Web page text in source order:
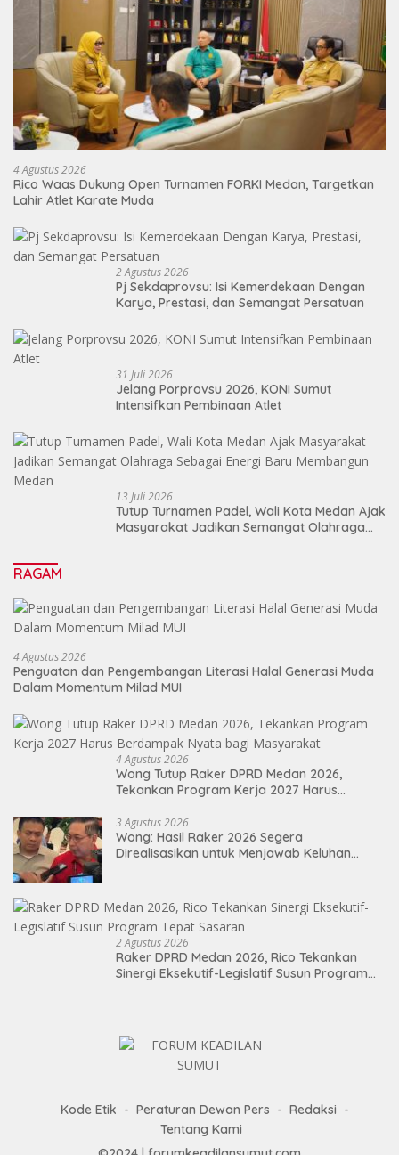
4 Agustus 2026
Rico Waas Dukung Open Turnamen FORKI Medan, Targetkan
Lahir Atlet Karate Muda
2 Agustus 2026
Pj Sekdaprovsu: Isi Kemerdekaan Dengan
Karya, Prestasi, dan Semangat Persatuan
31 Juli 2026
Jelang Porprovsu 2026, KONI Sumut
Intensifkan Pembinaan Atlet
13 Juli 2026
Tutup Turnamen Padel, Wali Kota Medan Ajak
Masyarakat Jadikan Semangat Olahraga
RAGAM
4 Agustus 2026
Penguatan dan Pengembangan Literasi Halal Generasi Muda
Dalam Momentum Milad MUI
4 Agustus 2026
Wong Tutup Raker DPRD Medan 2026,
Tekankan Program Kerja 2027 Harus
3 Agustus 2026
Wong: Hasil Raker 2026 Segera
Direalisasikan untuk Menjawab Keluhan
2 Agustus 2026
Raker DPRD Medan 2026, Rico Tekankan
Sinergi Eksekutif-Legislatif Susun Program
Kode Etik Peraturan Dewan Pers
Redaksi
Tentang Kami